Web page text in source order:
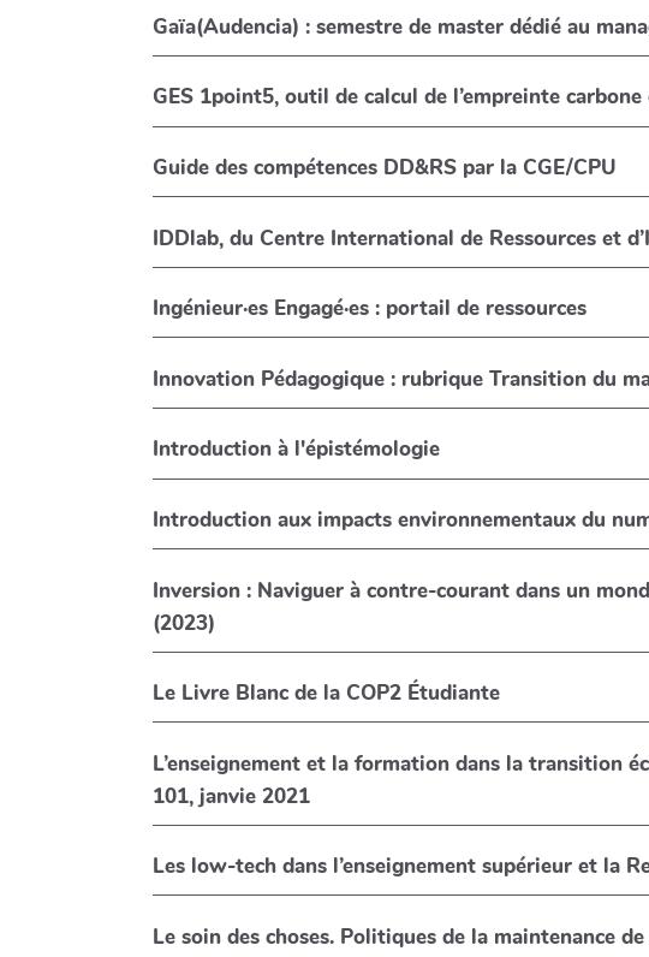
Gaïa(Audencia) : semestre de master dédié au
GES 1point5, outil de calcul de l’empreinte
Guide des compétences DD&RS par la CGE/CPU
IDDlab, du Centre International de Ressources et
Ingénieur·es Engagé·es : portail de ressources
Innovation Pédagogique : rubrique Transition du
Introduction à l'épistémologie
Introduction aux impacts environnementaux du
Inversion : Naviguer à contre-courant dans un
(2023)
Le Livre Blanc de la COP2 Étudiante
L’enseignement et la formation dans la transition écologique et
101, janvie 2021
Les low-tech dans l’enseignement supérieur et la
Le soin des choses. Politiques de la maintenance